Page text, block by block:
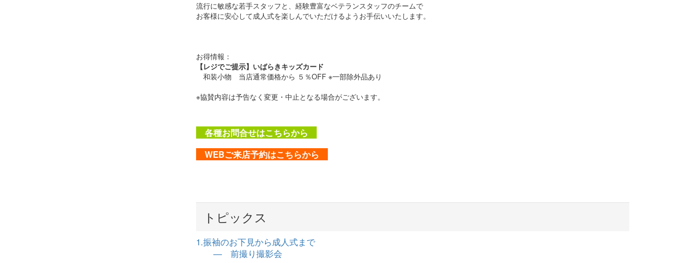
流行に敏感な若手スタッフと、経験豊富なベテランスタッフのチームで
お客様に安心して成人式を楽しんでいただけるようお手伝いいたします。
お得情報：
【レジでご提示】いばらきキッズカード
和装小物 当店通常価格から ５％OFF ※一部除外品あり
※協賛内容は予告なく変更・中止となる場合がございます。
各種お問合せはこちらから
WEBご来店予約はこちらから
トピックス
1.振袖のお下見から成人式まで
― 前撮り撮影会